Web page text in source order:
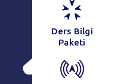
Ders Bilgi
Paketi